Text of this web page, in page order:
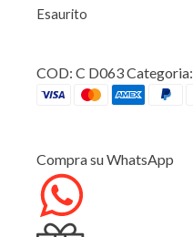
Esaurito
COD: C D063Categoria:
Compra su WhatsApp